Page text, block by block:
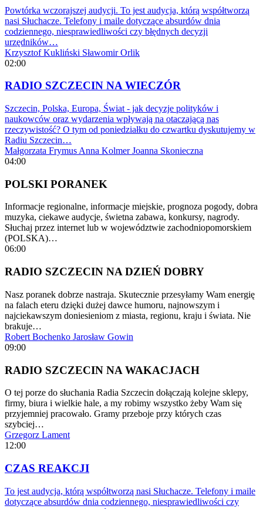
Powtórka wczorajszej audycji. To jest audycja, którą współtworzą
nasi Słuchacze. Telefony i maile dotyczące absurdów dnia
codziennego, niesprawiedliwości czy błędnych decyzji
urzędników…
Krzysztof Kukliński Sławomir Orlik
02:00
RADIO SZCZECIN NA WIECZÓR
Szczecin, Polska, Europa, Świat - jak decyzje polityków i
naukowców oraz wydarzenia wpływają na otaczającą nas
rzeczywistość? O tym od poniedziałku do czwartku dyskutujemy w
Radiu Szczecin…
Małgorzata Frymus Anna Kolmer Joanna Skonieczna
04:00
POLSKI PORANEK
Informacje regionalne, informacje miejskie, prognoza pogody, dobra
muzyka, ciekawe audycje, świetna zabawa, konkursy, nagrody.
Słuchaj przez internet lub w województwie zachodniopomorskiem
(POLSKA)…
06:00
RADIO SZCZECIN NA DZIEŃ DOBRY
Nasz poranek dobrze nastraja. Skutecznie przesyłamy Wam energię
na falach eteru dzięki dużej dawce humoru, najnowszym i
najciekawszym doniesieniom z miasta, regionu, kraju i świata. Nie
brakuje…
Robert Bochenko Jarosław Gowin
09:00
RADIO SZCZECIN NA WAKACJACH
O tej porze do słuchania Radia Szczecin dołączają kolejne sklepy,
firmy, biura i wielkie hale, a my robimy wszystko żeby Wam się
przyjemniej pracowało. Gramy przeboje przy których czas
szybciej…
Grzegorz Lament
12:00
CZAS REAKCJI
To jest audycja, którą współtworzą nasi Słuchacze. Telefony i maile
dotyczące absurdów dnia codziennego, niesprawiedliwości czy